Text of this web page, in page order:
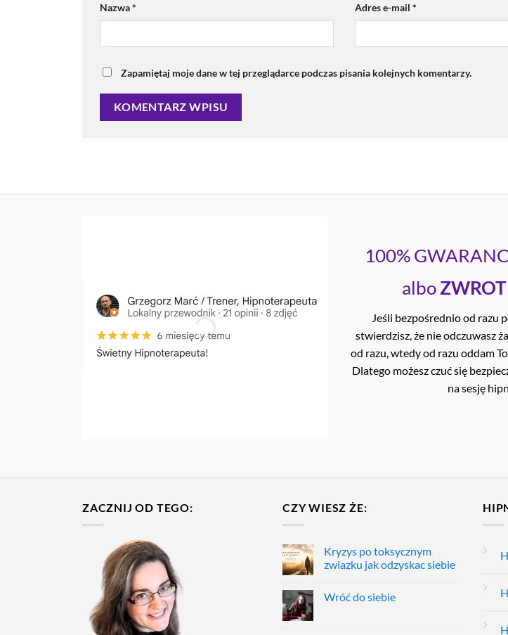
Nazwa* Adres e-mail*
Zapamiętaj moje dane w tej przeglądarce podczas pisania kolejnych komentarzy.
100%
albo
Jeśli bezpośrednio od razu
stwierdzisz, że nie odczuwasz
od razu, wtedy od razu oddam
Dlatego możesz czuć się
na sesję
ZACZNIJ OD TEGO: CZY WIESZ ŻE:
Kryzys po toksycznym
zwiazku jak odzyskac siebie
Wróć do siebie